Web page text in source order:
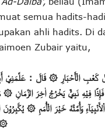
semua hadits-
ahli hadits. Di
Zubair yaitu,
الْأَحْبَارِ ۞ قَالَ : عَلَّمَنِيْ
فَإِذًا فِيْهِ نَبِيٌّ يَخْرُجُ اٰخِرَ الزَّمَانِ ۞
وَأُمَّتُه خَيْرَ الْأُمَمِ ۞